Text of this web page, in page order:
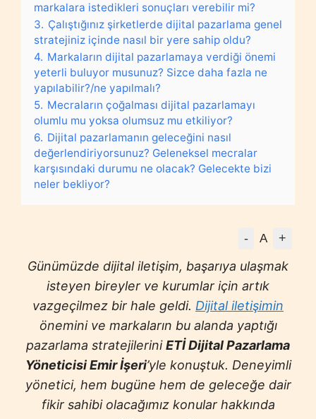
markalara istedikleri sonuçları verebilir mi?
3. Çalıştığınız şirketlerde dijital pazarlama genel
stratejiniz içinde nasıl bir yere sahip oldu?
4. Markaların dijital pazarlamaya verdiği önemi
yeterli buluyor musunuz? Sizce daha fazla ne
yapılabilir?/ne yapılmalı?
5. Mecraların çoğalması dijital pazarlamayı
olumlu mu yoksa olumsuz mu etkiliyor?
6. Dijital pazarlamanın geleceğini nasıl
değerlendiriyorsunuz? Geleneksel mecralar
karşısındaki durumu ne olacak? Gelecekte bizi
neler bekliyor?
- A +
Günümüzde dijital iletişim, başarıya ulaşmak
isteyen bireyler ve kurumlar için artık
vazgeçilmez bir hale geldi. Dijital iletişimin
önemini ve markaların bu alanda yaptığı
pazarlama stratejileriniETİ Dijital Pazarlama
Yöneticisi Emir İşeri’yle konuştuk. Deneyimli
yönetici, hem bugüne hem de geleceğe dair
fikir sahibi olacağımız konular hakkında